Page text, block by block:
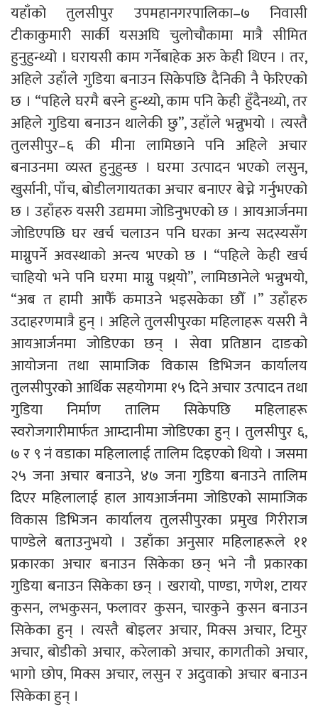
यहाँको तुलसीपुर उपमहानगरपालिका–७ निवासी
टीकाकुमारी सार्की यसअघि चुलोचौकामा मात्रै सीमित
हुनुहुन्थ्यो । घरायसी काम गर्नेबाहेक अरु केही थिएन । तर,
अहिले उहाँले गुडिया बनाउन सिकेपछि दैनिकी नै फेरिएको
छ । “पहिले घरमै बस्ने हुन्थ्यो, काम पनि केही हुँदैनथ्यो, तर
अहिले गुडिया बनाउन थालेकी छु”, उहाँले भन्नुभयो । त्यस्तै
तुलसीपुर–६ की मीना लामिछाने पनि अहिले अचार
बनाउनमा व्यस्त हुनुहुन्छ । घरमा उत्पादन भएको लसुन,
खुर्सानी, पाँच, बोडीलगायतका अचार बनाएर बेच्ने गर्नुभएको
छ । उहाँहरु यसरी उद्यममा जोडिनुभएको छ । आयआर्जनमा
जोडिएपछि घर खर्च चलाउन पनि घरका अन्य सदस्यसँग
माग्नुपर्ने अवस्थाको अन्त्य भएको छ । “पहिले केही खर्च
चाहियो भने पनि घरमा माग्नु पथ्र्यो”, लामिछानेले भन्नुभयो,
“अब त हामी आफैँ कमाउने भइसकेका छौँ ।” उहाँहरु
उदाहरणमात्रै हुन् । अहिले तुलसीपुरका महिलाहरू यसरी नै
आयआर्जनमा जोडिएका छन् । सेवा प्रतिष्ठान दाङको
आयोजना तथा सामाजिक विकास डिभिजन कार्यालय
तुलसीपुरको आर्थिक सहयोगमा १५ दिने अचार उत्पादन तथा
गुडिया निर्माण तालिम सिकेपछि महिलाहरू
स्वरोजगारीमार्फत आम्दानीमा जोडिएका हुन् । तुलसीपुर ६,
७ र ९ नं वडाका महिलालाई तालिम दिइएको थियो । जसमा
२५ जना अचार बनाउने, ४७ जना गुडिया बनाउने तालिम
दिएर महिलालाई हाल आयआर्जनमा जोडिएको सामाजिक
विकास डिभिजन कार्यालय तुलसीपुरका प्रमुख गिरीराज
पाण्डेले बताउनुभयो । उहाँका अनुसार महिलाहरूले ११
प्रकारका अचार बनाउन सिकेका छन् भने नौ प्रकारका
गुडिया बनाउन सिकेका छन् । खरायो, पाण्डा, गणेश, टायर
कुसन, लभकुसन, फलावर कुसन, चारकुने कुसन बनाउन
सिकेका हुन् । त्यस्तै बोइलर अचार, मिक्स अचार, टिमुर
अचार, बोडीको अचार, करेलाको अचार, कागतीको अचार,
भागो छोप, मिक्स अचार, लसुन र अदुवाको अचार बनाउन
सिकेका हुन् ।